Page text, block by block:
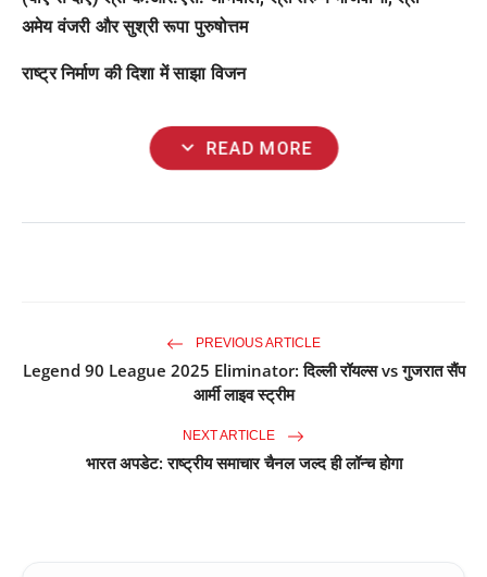
अमेय वंजरी और सुश्री रूपा पुरुषोत्तम
राष्ट्र निर्माण की दिशा में साझा विजन
expand_more READ MORE
PREVIOUS ARTICLE
Legend 90 League 2025 Eliminator: दिल्ली रॉयल्स vs गुजरात सैंप
आर्मी लाइव स्ट्रीम
NEXT ARTICLE
भारत अपडेट: राष्ट्रीय समाचार चैनल जल्द ही लॉन्च होगा